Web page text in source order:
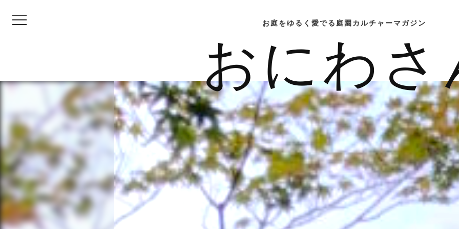
おにわさ
お庭をゆるく愛でる庭園カルチャーマガジン